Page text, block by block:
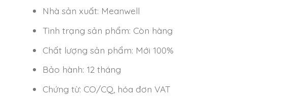
Nhà sản xuất: Meanwell
Tình trạng sản phẩm: Còn hàng
Chất lượng sản phẩm: Mới 100%
Bảo hành: 12 tháng
Chứng từ: CO/CQ, hóa đơn VAT